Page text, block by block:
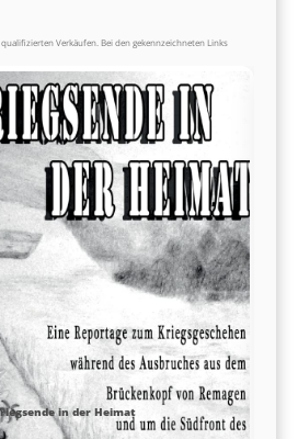
Verkäufen. Bei den gekennzeichneten Links
in der Heimat